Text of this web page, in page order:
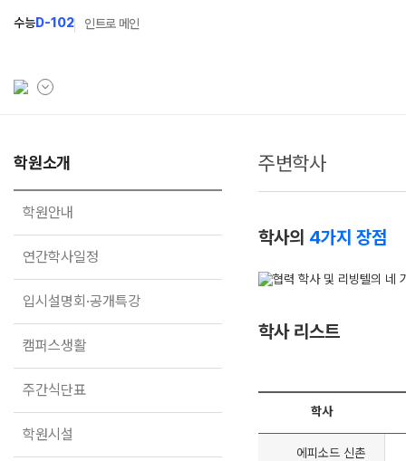
수능D-102 인트로 메인
학원소개
학원안내
연간학사일정
캠퍼스생활
주간식단표
학원시설
오시는길
주변학사
N Class
2027 N수 정규반
2027 N수 예체능반
2027 반수반
2027 정시대비반
2027 파이널 정규반
N
Fit
학원소개
학원안내
연간학사일정
입시설명회·공개특강
캠퍼스생활
주간식단표
학원시설
주변학사
학사의 4가지 장점
학사 리스트
학사
에피소드 신촌